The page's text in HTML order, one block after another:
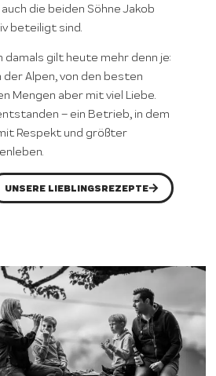
die beiden Söhne Jakob
beteiligt sind.
damals gilt heute mehr denn je:
Alpen, von den besten
Mengen aber mit viel Liebe.
– ein Betrieb, in dem
Respekt und größter
UNSERE LIEBLINGSREZEPTE